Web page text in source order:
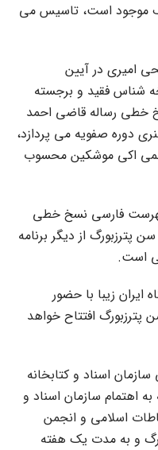
موجود است، تاسیس می
امیری در آیین
شناس فقید و برجسته
خطی رساله قاضی احمد
دوره صفویه می پردازد،
علمی اکی موشکین محسوب
فهرست فارسی نسخ خطی
پترزبورگ از دیگر برنامه
است.
ایران زیبا با حضور
پترزبورگ افتتاح خواهد
اسناد و کتابخانه
اهتمام سازمان اسناد و
اسلامی و انجمن
و به مدت یک هفته